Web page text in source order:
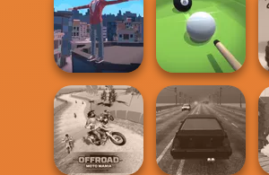
Green Ball Break n Bounce
Backflip Maniac Pool Master 3D